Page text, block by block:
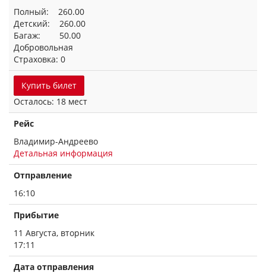
Полный: 260.00
Детский: 260.00
Багаж: 50.00
Добровольная
Страховка: 0
Купить билет
Осталось: 18 мест
Рейс
Владимир-Андреево
Детальная информация
Отправление
16:10
Прибытие
11 Августа, вторник
17:11
Дата отправления